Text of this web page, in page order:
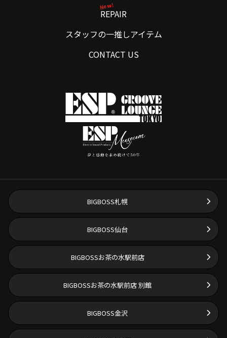
REPAIR
New!
スタッフの一推しアイテム
CONTACT US
BIGBOSS札幌
BIGBOSS仙台
BIGBOSSお茶の水駅前店
BIGBOSSお茶の水駅前店 別館
BIGBOSS金沢